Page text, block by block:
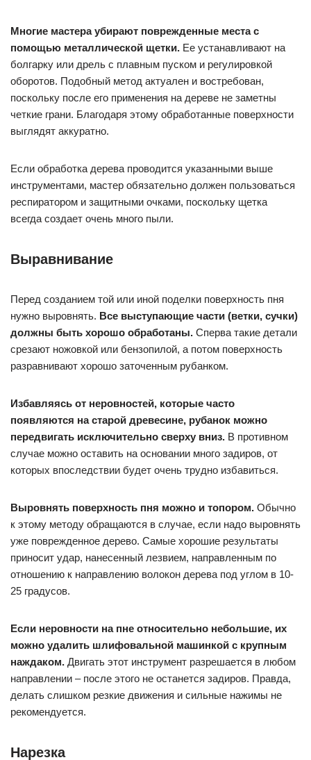
Многие мастера убирают поврежденные места с
помощью металлической щетки. Ее устанавливают на
болгарку или дрель с плавным пуском и регулировкой
оборотов. Подобный метод актуален и востребован,
поскольку после его применения на дереве не заметны
четкие грани. Благодаря этому обработанные поверхности
выглядят аккуратно.
Если обработка дерева проводится указанными выше
инструментами, мастер обязательно должен пользоваться
респиратором и защитными очками, поскольку щетка
всегда создает очень много пыли.
Выравнивание
Перед созданием той или иной поделки поверхность пня
нужно выровнять. Все выступающие части (ветки, сучки)
должны быть хорошо обработаны. Сперва такие детали
срезают ножовкой или бензопилой, а потом поверхность
разравнивают хорошо заточенным рубанком.
Избавляясь от неровностей, которые часто
появляются на старой древесине, рубанок можно
передвигать исключительно сверху вниз. В противном
случае можно оставить на основании много задиров, от
которых впоследствии будет очень трудно избавиться.
Выровнять поверхность пня можно и топором. Обычно
к этому методу обращаются в случае, если надо выровнять
уже поврежденное дерево. Самые хорошие результаты
приносит удар, нанесенный лезвием, направленным по
отношению к направлению волокон дерева под углом в 10-
25 градусов.
Если неровности на пне относительно небольшие, их
можно удалить шлифовальной машинкой с крупным
наждаком. Двигать этот инструмент разрешается в любом
направлении – после этого не останется задиров. Правда,
делать слишком резкие движения и сильные нажимы не
рекомендуется.
Нарезка